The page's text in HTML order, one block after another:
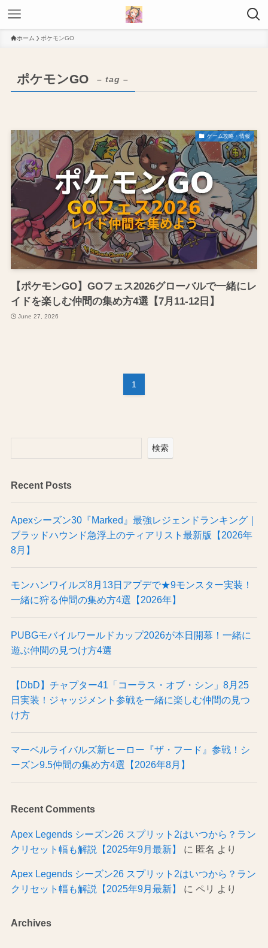
ホーム ポケモンGO
ポケモンGO – tag –
ゲーム攻略・情報
【ポケモンGO】GOフェス2026グローバルで一緒にレ
イドを楽しむ仲間の集め方4選【7月11-12日】
June 27, 2026
1
検索
Recent Posts
Apexシーズン30『Marked』最強レジェンドランキング｜
ブラッドハウンド急浮上のティアリスト最新版【2026年
8月】
モンハンワイルズ8月13日アプデで★9モンスター実装！
一緒に狩る仲間の集め方4選【2026年】
PUBGモバイルワールドカップ2026が本日開幕！一緒に
遊ぶ仲間の見つけ方4選
【DbD】チャプター41「コーラス・オブ・シン」8月25
日実装！ジャッジメント参戦を一緒に楽しむ仲間の見つ
け方
マーベルライバルズ新ヒーロー『ザ・フード』参戦！シ
ーズン9.5仲間の集め方4選【2026年8月】
Recent Comments
Apex Legends シーズン26 スプリット2はいつから？ラン
クリセット幅も解説【2025年9月最新】
に 匿名 より
Apex Legends シーズン26 スプリット2はいつから？ラン
クリセット幅も解説【2025年9月最新】
に ペリ より
Archives